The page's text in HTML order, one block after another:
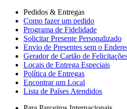
Pedidos & Entregas
Como fazer um pedido
Programa de Fidelidade
Solicitar Presente Personalizado
Envio de Presentes sem o
Gerador de Cartão de
Locais de Entrega Especiais
Política de Entregas
Encontrar um Local
Lista de Países Atendidos